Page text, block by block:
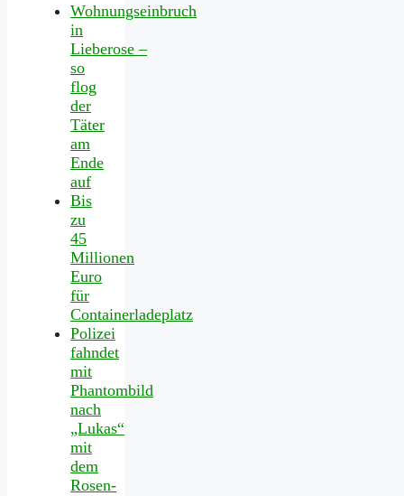
Wohnungseinbruch
in
Lieberose –
so
flog
der
Täter
am
Ende
auf
Bis
zu
45
Millionen
Euro
für
Containerladeplatz
Polizei
fahndet
mit
Phantombild
nach
„Lukas“
mit
dem
Rosen-